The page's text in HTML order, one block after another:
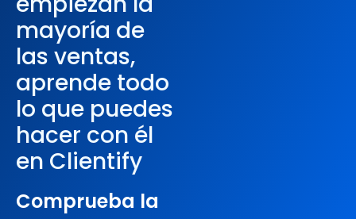
mayoría de
las ventas,
aprende todo
lo que puedes
hacer con él
en Clientify
Comprueba la